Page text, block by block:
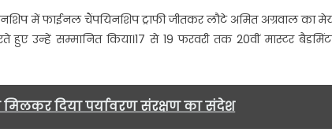
में फाईनल चैंपयिनशिप ट्राफी जीतकर लौटे अमित अग्रवाल का
उन्हें सम्मानित किया।17 से 19 फरवरी तक 20वीं मास्टर
दिया पर्यावरण संरक्षण का संदेश